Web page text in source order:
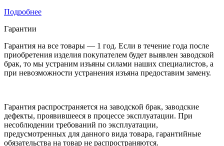
Подробнее
Гарантии
Гарантия на все товары — 1 год. Если в течение года после
приобретения изделия покупателем будет выявлен заводской
брак, то мы устраним изъяны силами наших специалистов, а
при невозможности устранения изъяна предоставим замену.
Гарантия распространяется на заводской брак, заводские
дефекты, проявившееся в процессе эксплуатации. При
несоблюдении требований по эксплуатации,
предусмотренных для данного вида товара, гарантийные
обязательства на товар не распространяются.